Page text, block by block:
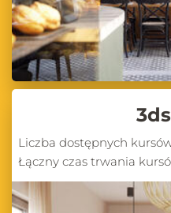
Liczba dostępnych
Łączny czas trwania